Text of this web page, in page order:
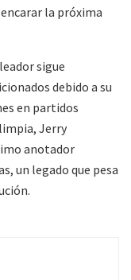
la próxima
sigue
debido a su
en partidos
Jerry
anotador
un legado que pesa